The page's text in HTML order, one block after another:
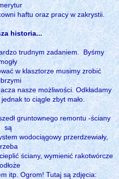
haftu oraz pracy w zakrystii.
historia...
trudnym zadaniem. Byśmy
w klasztorze musimy zrobić
nasze możliwości. Odkładamy
to ciągle zbyt mało.
gruntownego remontu -ściany
są
wodociągowy przerdzewiały,
ściany, wymienić rakotwórcze
itp. Ogrom! Tutaj są zdjęcia: